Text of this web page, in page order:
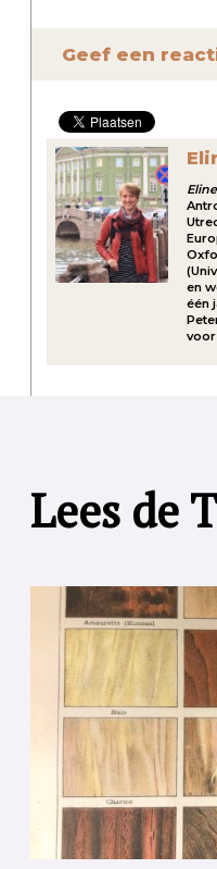
Geef een
en
één
voor
Lees de